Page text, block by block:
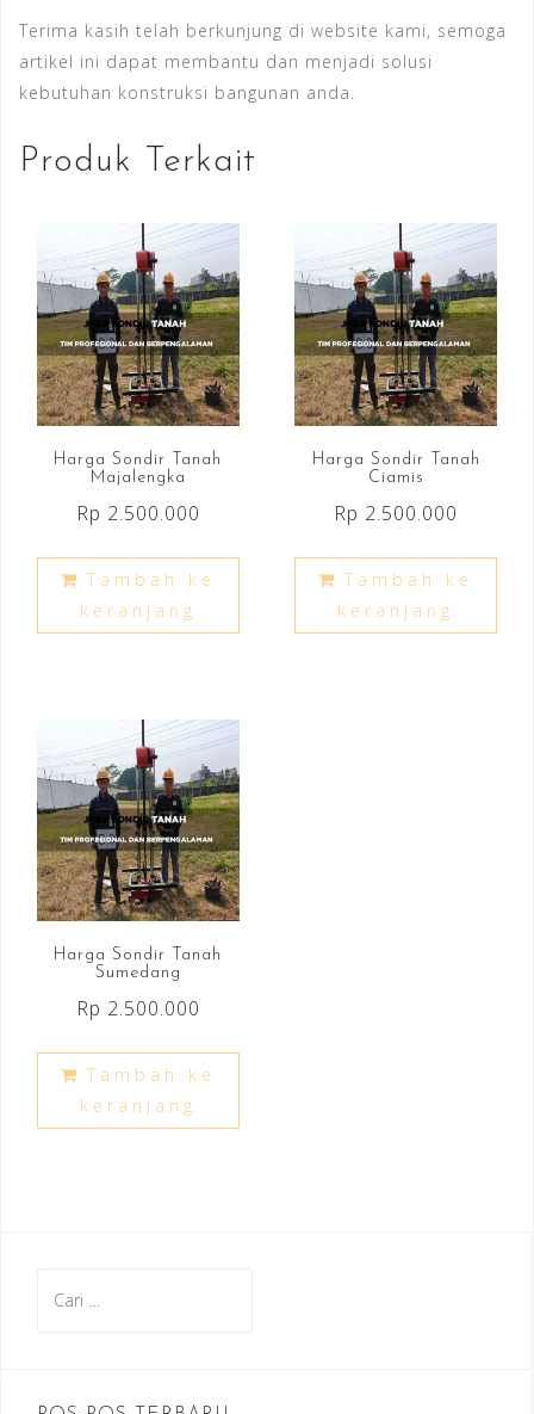
Terima kasih telah berkunjung di website kami, semoga
artikel ini dapat membantu dan menjadi solusi
kebutuhan konstruksi bangunan anda.
Produk Terkait
Harga Sondir Tanah
Majalengka
Rp 2.500.000
Tambah ke
keranjang
Harga Sondir Tanah
Ciamis
Rp 2.500.000
Tambah ke
keranjang
Harga Sondir Tanah
Sumedang
Rp 2.500.000
Tambah ke
keranjang
untuk: